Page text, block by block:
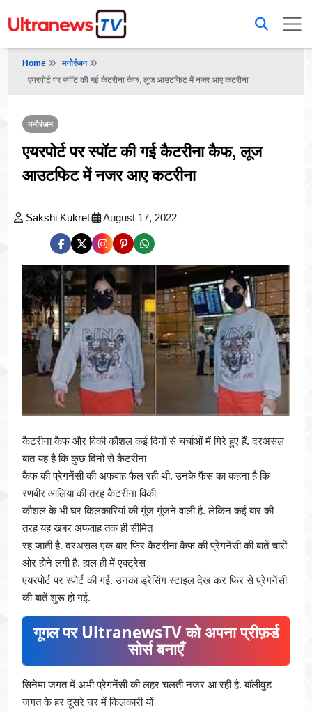
Home
मनोरंजन
एयरपोर्ट पर स्पॉट की गई कैटरीना कैफ, लूज आउटफिट में नजर आए कटरीना
मनोरंजन
एयरपोर्ट पर स्पॉट की गई कैटरीना कैफ, लूज
आउटफिट में नजर आए कटरीना
Sakshi Kukreti August 17, 2022
कैटरीना कैफ और विकी कौशल कई दिनों से चर्चाओं में गिरे हुए हैं. दरअसल
बात यह है कि कुछ दिनों से कैटरीना
कैफ की प्रेगनेंसी की अफवाह फैल रही थी. उनके फैंस का कहना है कि
रणबीर आलिया की तरह कैटरीना विकी
कौशल के भी घर किलकारियां की गूंज गूंजने वाली है. लेकिन कई बार की
तरह यह खबर अफवाह तक ही सीमित
रह जाती है. दरअसल एक बार फिर कैटरीना कैफ की प्रेगनेंसी की बातें चारों
ओर होने लगी है. हाल ही में एक्ट्रेस
एयरपोर्ट पर स्पोर्ट की गई. उनका ड्रेसिंग स्टाइल देख कर फिर से प्रेगनेंसी
की बातें शुरू हो गई.
गूगल पर UltranewsTV को अपना प्रीफ़र्ड
सोर्स बनाएँ
सिनेमा जगत में अभी प्रेगनेंसी की लहर चलती नजर आ रही है. बॉलीवुड
जगत के हर दूसरे घर में किलकारी यों